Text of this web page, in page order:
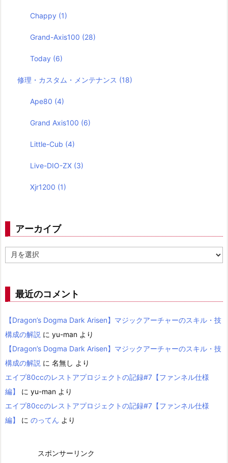
Chappy (1)
Grand-Axis100 (28)
Today (6)
修理・カスタム・メンテナンス (18)
Ape80 (4)
Grand Axis100 (6)
Little-Cub (4)
Live-DIO-ZX (3)
Xjr1200 (1)
アーカイブ
ー
ブ 最近のコメント
【Dragon’s Dogma Dark Arisen】マジックアーチャーのスキル・技
構成の解説 に yu-man より
【Dragon’s Dogma Dark Arisen】マジックアーチャーのスキル・技
構成の解説 に 名無し より
エイプ80ccのレストアプロジェクトの記録#7【ファンネル仕様
編】
に yu-man より
エイプ80ccのレストアプロジェクトの記録#7【ファンネル仕様
編】
に のってん より
スポンサーリンク